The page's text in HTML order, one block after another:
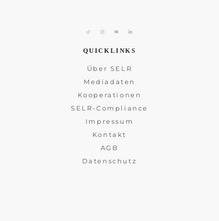
QUICKLINKS
Über SELR
Mediadaten
Kooperationen
SELR-Compliance
Impressum
Kontakt
AGB
Datenschutz